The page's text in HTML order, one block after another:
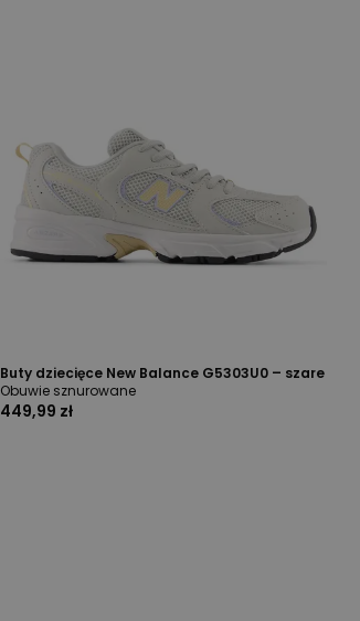
Buty dziecięce New Balance G5303U0 – szare
Obuwie sznurowane
449,99 zł